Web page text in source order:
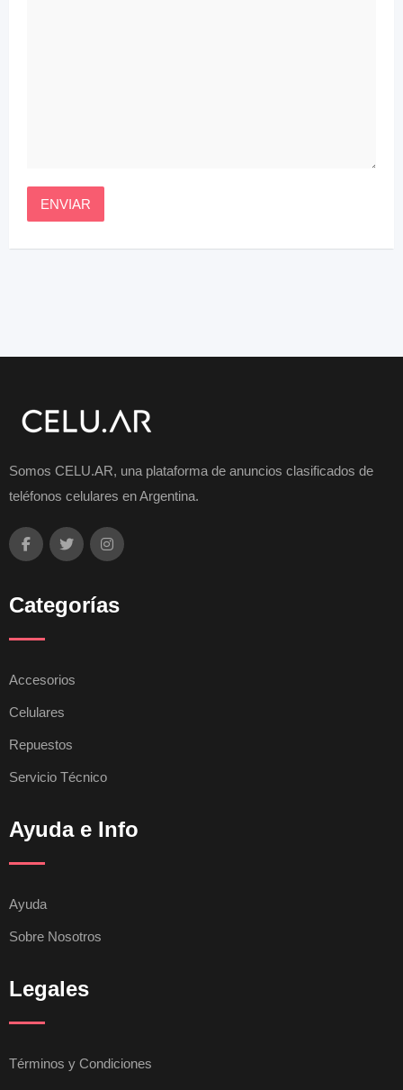
Somos CELU.AR, una plataforma de anuncios clasificados de
teléfonos celulares en Argentina.
Categorías
Accesorios
Celulares
Repuestos
Servicio Técnico
Ayuda e Info
Ayuda
Sobre Nosotros
Legales
Términos y Condiciones